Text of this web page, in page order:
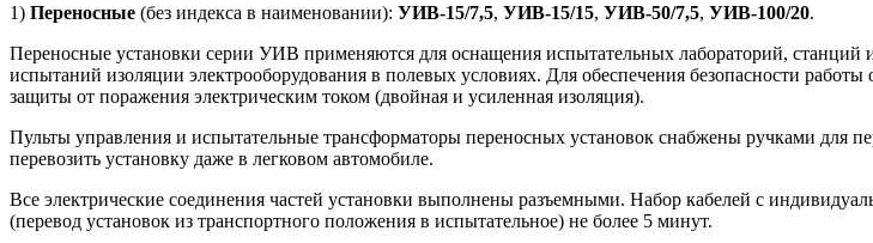
1) Переносные (без индекса в наименовании): УИВ-15/7,5, УИВ-15/15, УИВ-50/7,5, УИВ-100/20.
Переносные установки серии УИВ применяются для оснащения испытательных лабораторий,
испытаний изоляции электрооборудования в полевых условиях. Для обеспечения безопасности
защиты от поражения электрическим током (двойная и усиленная изоляция).
Пульты управления и испытательные трансформаторы переносных установок снабжены ручками для
перевозить установку даже в легковом автомобиле.
Все электрические соединения частей установки выполнены разъемными. Набор кабелей с
(перевод установок из транспортного положения в испытательное) не более 5 минут.